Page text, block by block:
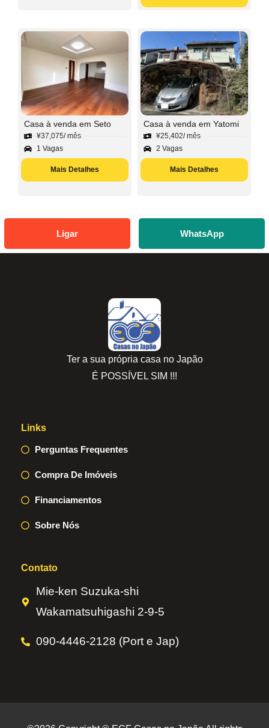
Casa à venda em Seto
¥37,075/ mês
1 Vagas
Mais Detalhes
Casa à venda em Yatomi
¥25,402/ mês
2 Vagas
Mais Detalhes
Ligar WhatsApp
Ter a sua própria casa no Japão
É POSSÍVEL SIM !!!
Links
Perguntas Frequentes
Compra De Imóveis
Financiamentos
Sobre Nós
Contato
Mie-ken Suzuka-shi
Wakamatsuhigashi 2-9-5
090-4446-2128 (Port e Jap)